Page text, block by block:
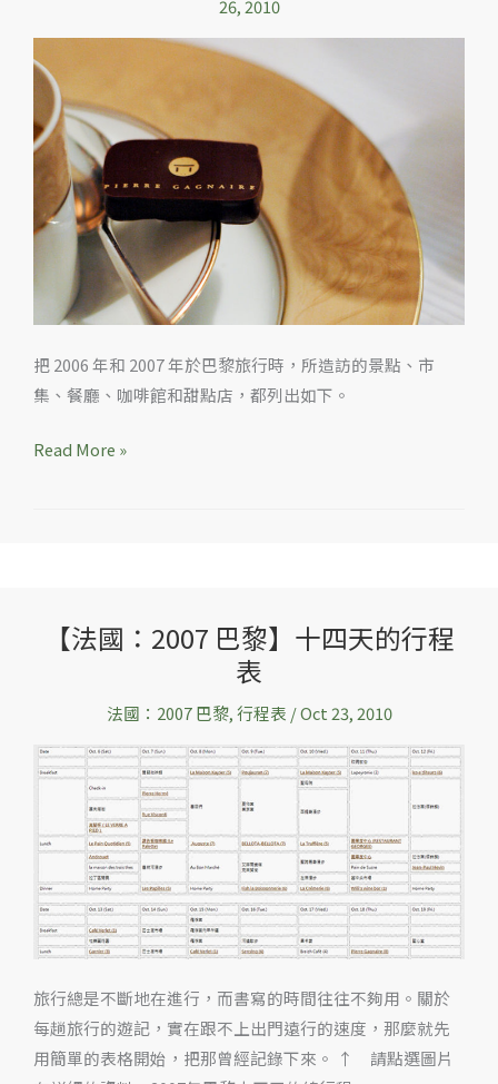
26, 2010
把 2006 年和 2007 年於巴黎旅行時，所造訪的景點、市
集、餐廳、咖啡館和甜點店，都列出如下。
訪
過
的
景
點、
餐
廳、
咖
啡
館、
甜
點
克
Read More »
【法國：2007 巴黎】十四天的行程
表
法國：2007 巴黎,行程表 /Oct 23, 2010
旅行總是不斷地在進行，而書寫的時間往往不夠用。關於
每趟旅行的遊記，實在跟不上出門遠行的速度，那麼就先
用簡單的表格開始，把那曾經記錄下來。 ↑ 請點選圖片
【法
黎】
十
天
的
行
程
表